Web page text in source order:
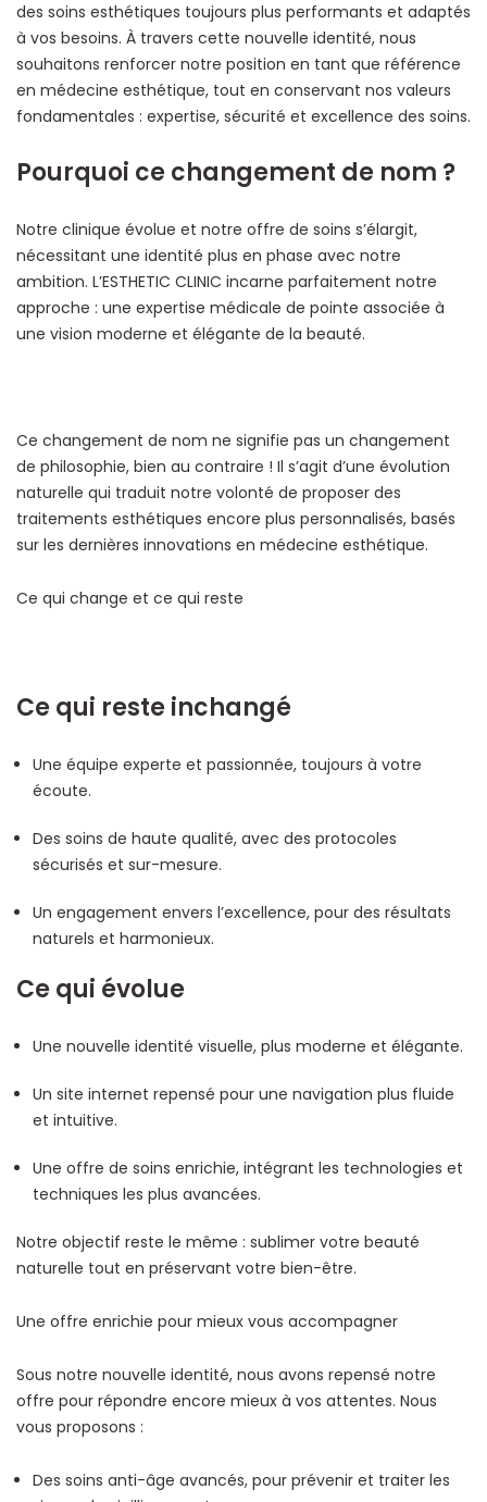
des soins esthétiques toujours plus performants et adaptés
à vos besoins. À travers cette nouvelle identité, nous
souhaitons renforcer notre position en tant que référence
en médecine esthétique, tout en conservant nos valeurs
fondamentales : expertise, sécurité et excellence des soins.
Pourquoi ce changement de nom ?
Notre clinique évolue et notre offre de soins s’élargit,
nécessitant une identité plus en phase avec notre
ambition. L’ESTHETIC CLINIC incarne parfaitement notre
approche : une expertise médicale de pointe associée à
une vision moderne et élégante de la beauté.
Ce changement de nom ne signifie pas un changement
de philosophie, bien au contraire ! Il s’agit d’une évolution
naturelle qui traduit notre volonté de proposer des
traitements esthétiques encore plus personnalisés, basés
sur les dernières innovations en médecine esthétique.
Ce qui change et ce qui reste
Ce qui reste inchangé
Une équipe experte et passionnée, toujours à votre
écoute.
Des soins de haute qualité, avec des protocoles
sécurisés et sur-mesure.
Un engagement envers l’excellence, pour des résultats
naturels et harmonieux.
Ce qui évolue
Une nouvelle identité visuelle, plus moderne et élégante.
Un site internet repensé pour une navigation plus fluide
et intuitive.
Une offre de soins enrichie, intégrant les technologies et
techniques les plus avancées.
Notre objectif reste le même : sublimer votre beauté
naturelle tout en préservant votre bien-être.
Une offre enrichie pour mieux vous accompagner
Sous notre nouvelle identité, nous avons repensé notre
offre pour répondre encore mieux à vos attentes. Nous
vous proposons :
Des soins anti-âge avancés, pour prévenir et traiter les